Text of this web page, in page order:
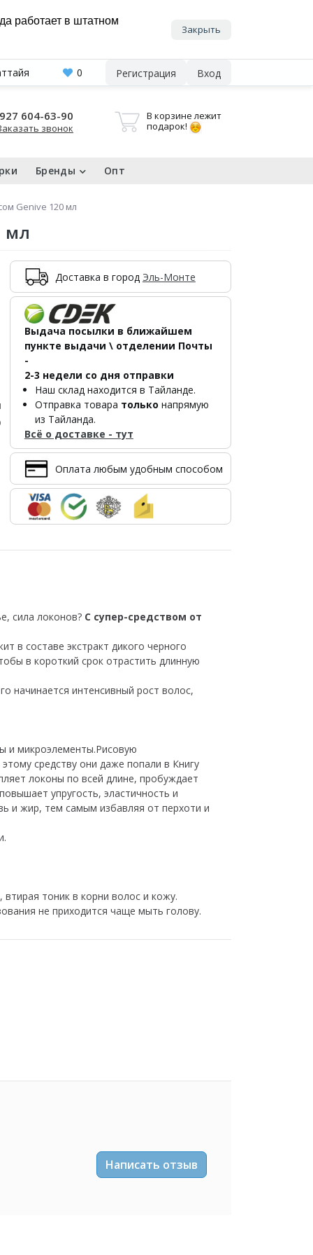
работает в штатном
Закрыть
0 Регистрация Вход
604-63-90
звонок
В корзине лежит
подарок!
Бренды Опт
Genive 120 мл
мл
Доставка в город Эль-Монте
Выдача посылки в ближайшем
пункте выдачи \ отделении Почты
-
2-3 недели со дня отправки
Наш склад находится в Тайланде.
Отправка товара только напрямую
из Тайланда.
Всё о доставке - тут
Оплата любым удобным способом
сила локонов? С супер-средством от
в составе экстракт дикого черного
в короткий срок отрастить длинную
начинается интенсивный рост волос,
и микроэлементы.Рисовую
средству они даже попали в Книгу
локоны по всей длине, пробуждает
упругость, эластичность и
и жир, тем самым избавляя от перхоти и
тоник в корни волос и кожу.
не приходится чаще мыть голову.
Написать отзыв